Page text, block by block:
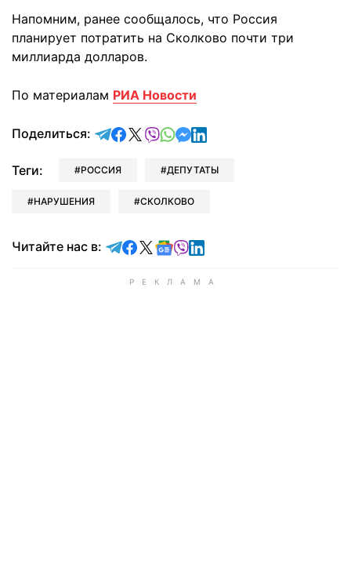
Напомним, ранее сообщалось, что Россия
планирует потратить на Сколково почти три
миллиарда долларов.
По материалам РИА Новости
Поделиться: отправить в Telegram
поделиться в Facebook
поделиться в X
отправить в Viber
отправить в Whatsapp
отправить в Messenger
отправить в LinkedIn
Теги: РОССИЯ ДЕПУТАТЫ
НАРУШЕНИЯ СКОЛКОВО
Читайте нас в: Читайте в Telegram
Читайте в Facebook
Читайте в X
Читайте в Google news
Читайте в Viber
Читайте в LinkedIn